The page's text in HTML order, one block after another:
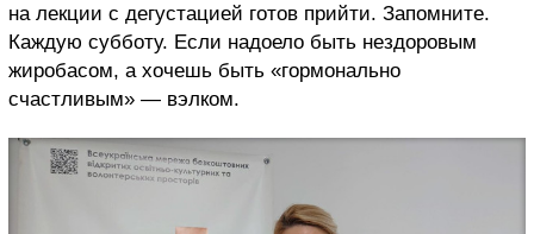
на лекции с дегустацией готов прийти. Запомните.
Каждую субботу. Если надоело быть нездоровым
жиробасом, а хочешь быть «гормонально
счастливым» — вэлком.